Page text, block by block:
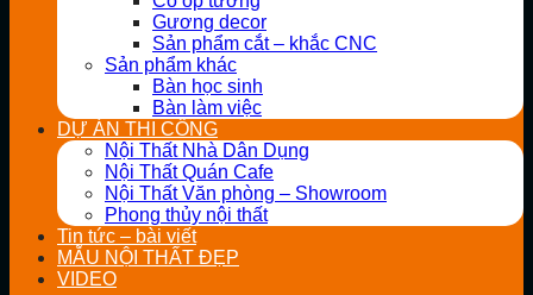
Gương decor
Sản phẩm cắt – khắc CNC
Sản phẩm khác
Bàn học sinh
Bàn làm việc
DỰ ÁN THI CÔNG
Nội Thất Nhà Dân Dụng
Nội Thất Quán Cafe
Nội Thất Văn phòng – Showroom
Phong thủy nội thất
Tin tức – bài viết
MẪU NỘI THẤT ĐẸP
VIDEO